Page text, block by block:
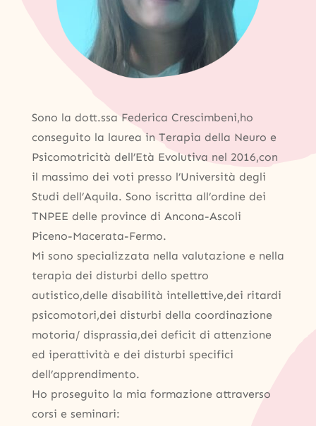
Sono la dott.ssa Federica Crescimbeni,ho
conseguito la laurea in Terapia della Neuro e
Psicomotricità dell’Età Evolutiva nel 2016,con
il massimo dei voti presso l’Università degli
Studi dell’Aquila. Sono iscritta all’ordine dei
TNPEE delle province di Ancona-Ascoli
Piceno-Macerata-Fermo.
Mi sono specializzata nella valutazione e nella
terapia dei disturbi dello spettro
autistico,delle disabilità intellettive,dei ritardi
psicomotori,dei disturbi della coordinazione
motoria/ disprassia,dei deficit di attenzione
ed iperattività e dei disturbi specifici
dell’apprendimento.
Ho proseguito la mia formazione attraverso
corsi e seminari: